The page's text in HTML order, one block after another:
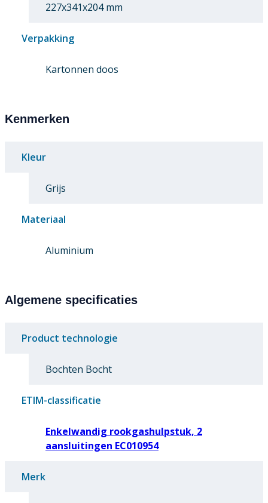
227x341x204 mm
Verpakking
Kartonnen doos
Kenmerken
Kleur
Grijs
Materiaal
Aluminium
Algemene specificaties
Product technologie
Bochten Bocht
ETIM-classificatie
Enkelwandig rookgashulpstuk, 2
aansluitingen EC010954
Merk